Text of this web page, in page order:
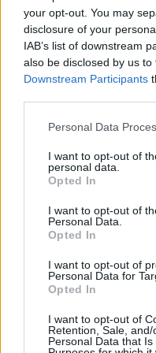
your opt-out. You may
disclosure of your
IAB’s list of downstream
also be disclosed by us
Downstream Participants
Personal Data
I want to opt-out of
personal data.
Opted In
I want to opt-out of
Personal Data.
Opted In
I want to opt-out of
Personal Data for
Opted In
I want to opt-out of
Retention, Sale,
Personal Data that
Φωτ.: Κική
Τι είναι ευτυχία;